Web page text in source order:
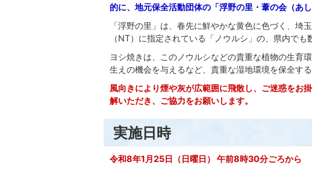
的に、地元保全活動団体の「浮野の里・葦の会（あ
「浮野の里」は、春先に鮮やかな黄色に色づく、
（NT）に指定されている「 ノウルシ 」の、県内でも
ヨシ焼きは、このノウルシなどの貴重な植物の生育
生えの機会を与えるなど、貴重な湿地環境を保全す
風向きにより煙や灰が広範囲に飛散し、ご迷惑をお
解いただき、ご協力をお願いします。
実施日時
令和8年1月25日（日曜日） 午前8時30分ごろから